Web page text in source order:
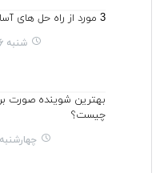
3 مورد از راه حل های آسان و درمان جوش سرسیاه
شنبه 26 خرداد 1403
بهترین شوینده
چیست؟
چهارشنبه 23 خرداد 1403